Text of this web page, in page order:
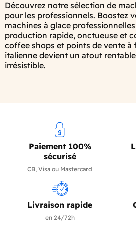
Découvrez notre sélection de
pour les professionnels. Boostez
machines à glace
production rapide, onctueuse et
coffee shops et points de vente à
italienne devient un atout
irrésistible.
Paiement 100%
sécurisé
CB, Visa ou Mastercard
Livraison rapide
en 24/72h